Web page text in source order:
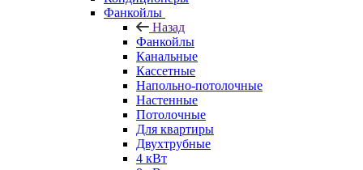
Фанкойлы
Назад
Фанкойлы
Канальные
Кассетные
Напольно-потолочные
Настенные
Потолочные
Для квартиры
Двухтрубные
4 кВт